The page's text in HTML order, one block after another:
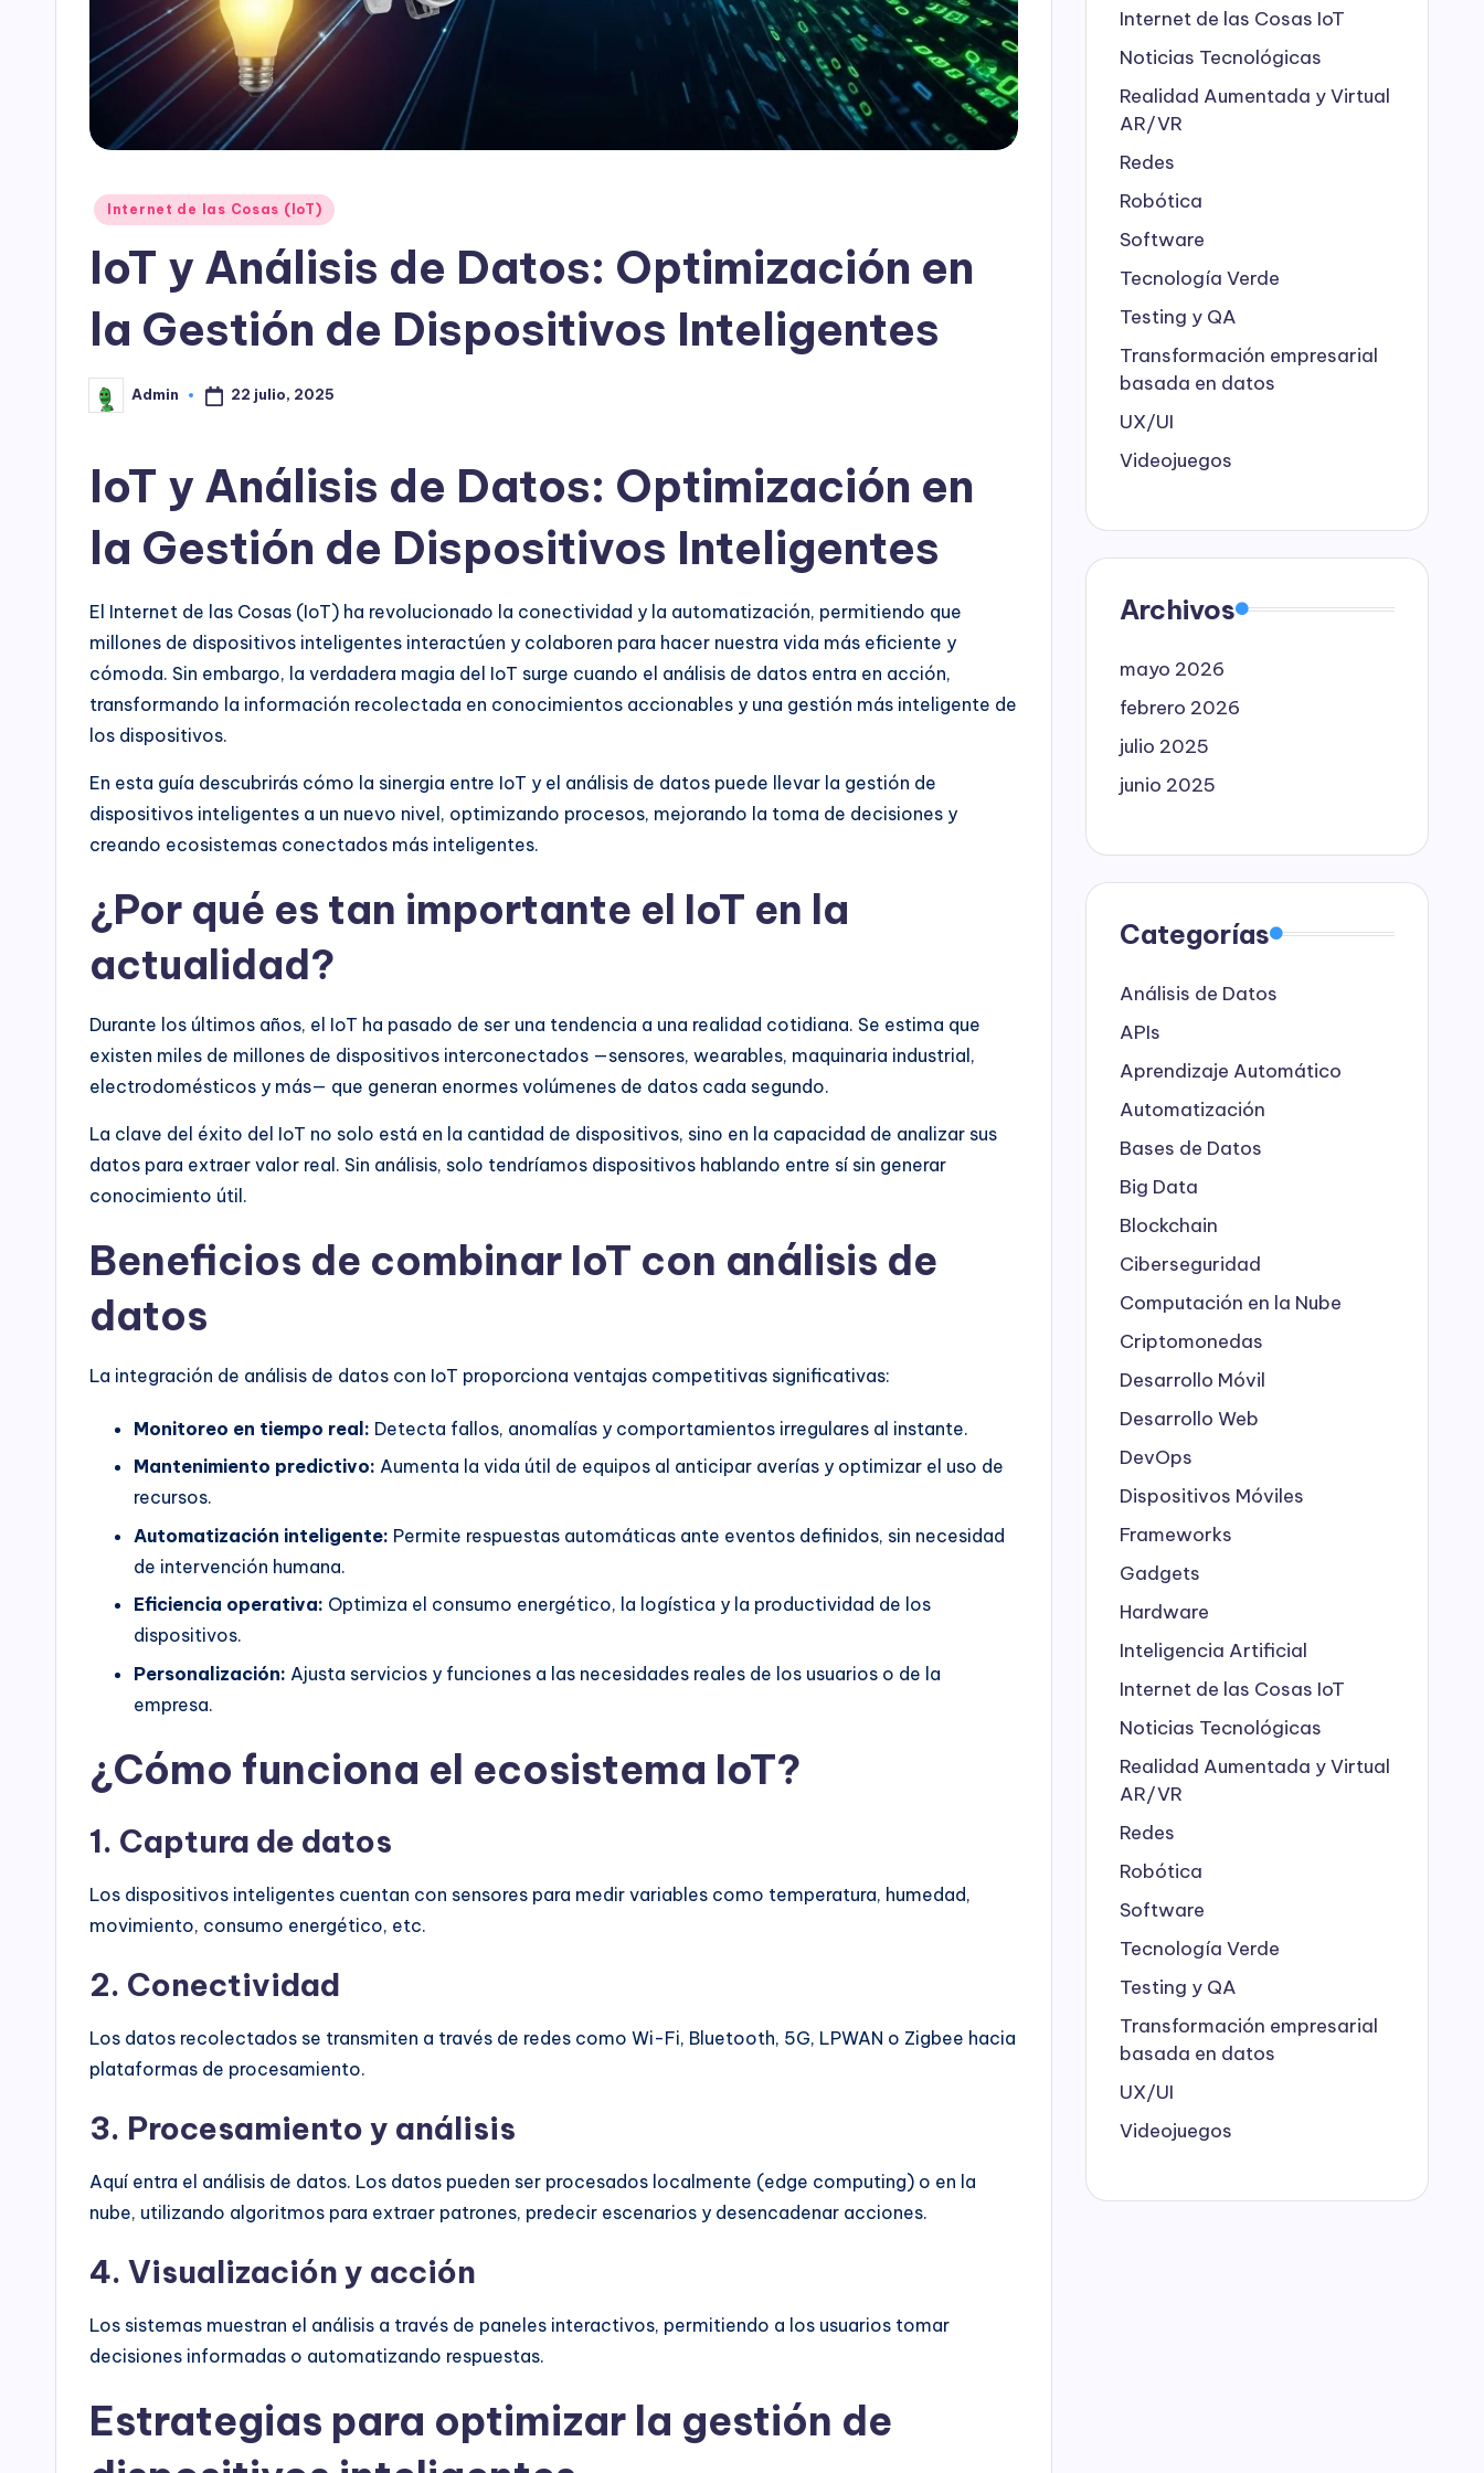
Publicado
Internet de las Cosas (IoT)
IoT y Análisis de Datos: Optimización en
la Gestión de Dispositivos Inteligentes
Publicado
por
Admin 22 julio, 2025
IoT y Análisis de Datos: Optimización en
la Gestión de Dispositivos Inteligentes
El Internet de las Cosas (IoT) ha revolucionado la conectividad y la automatización, permitiendo que
millones de dispositivos inteligentes interactúen y colaboren para hacer nuestra vida más eficiente y
cómoda. Sin embargo, la verdadera magia del IoT surge cuando el análisis de datos entra en acción,
transformando la información recolectada en conocimientos accionables y una gestión más inteligente de
los dispositivos.
En esta guía descubrirás cómo la sinergia entre IoT y el análisis de datos puede llevar la gestión de
dispositivos inteligentes a un nuevo nivel, optimizando procesos, mejorando la toma de decisiones y
creando ecosistemas conectados más inteligentes.
¿Por qué es tan importante el IoT en la
actualidad?
Durante los últimos años, el IoT ha pasado de ser una tendencia a una realidad cotidiana. Se estima que
existen miles de millones de dispositivos interconectados —sensores, wearables, maquinaria industrial,
electrodomésticos y más— que generan enormes volúmenes de datos cada segundo.
La clave del éxito del IoT no solo está en la cantidad de dispositivos, sino en la capacidad de analizar sus
datos para extraer valor real. Sin análisis, solo tendríamos dispositivos hablando entre sí sin generar
conocimiento útil.
Beneficios de combinar IoT con análisis de
datos
La integración de análisis de datos con IoT proporciona ventajas competitivas significativas:
Monitoreo en tiempo real: Detecta fallos, anomalías y comportamientos irregulares al instante.
Mantenimiento predictivo: Aumenta la vida útil de equipos al anticipar averías y optimizar el uso de
recursos.
Automatización inteligente: Permite respuestas automáticas ante eventos definidos, sin necesidad
de intervención humana.
Eficiencia operativa: Optimiza el consumo energético, la logística y la productividad de los
dispositivos.
Personalización: Ajusta servicios y funciones a las necesidades reales de los usuarios o de la
empresa.
¿Cómo funciona el ecosistema IoT?
1. Captura de datos
Los dispositivos inteligentes cuentan con sensores para medir variables como temperatura, humedad,
movimiento, consumo energético, etc.
2. Conectividad
Los datos recolectados se transmiten a través de redes como Wi-Fi, Bluetooth, 5G, LPWAN o Zigbee hacia
plataformas de procesamiento.
3. Procesamiento y análisis
Aquí entra el análisis de datos. Los datos pueden ser procesados localmente (edge computing) o en la
nube, utilizando algoritmos para extraer patrones, predecir escenarios y desencadenar acciones.
4. Visualización y acción
Los sistemas muestran el análisis a través de paneles interactivos, permitiendo a los usuarios tomar
decisiones informadas o automatizando respuestas.
Estrategias para optimizar la gestión de
Internet de las Cosas IoT
Noticias Tecnológicas
Realidad Aumentada y Virtual
AR/VR
Redes
Robótica
Software
Tecnología Verde
Testing y QA
Transformación empresarial
basada en datos
UX/UI
Videojuegos
Archivos
mayo 2026
febrero 2026
julio 2025
junio 2025
Categorías
Análisis de Datos
APIs
Aprendizaje Automático
Automatización
Bases de Datos
Big Data
Blockchain
Ciberseguridad
Computación en la Nube
Criptomonedas
Desarrollo Móvil
Desarrollo Web
DevOps
Dispositivos Móviles
Frameworks
Gadgets
Hardware
Inteligencia Artificial
Internet de las Cosas IoT
Noticias Tecnológicas
Realidad Aumentada y Virtual
AR/VR
Redes
Robótica
Software
Tecnología Verde
Testing y QA
Transformación empresarial
basada en datos
UX/UI
Videojuegos